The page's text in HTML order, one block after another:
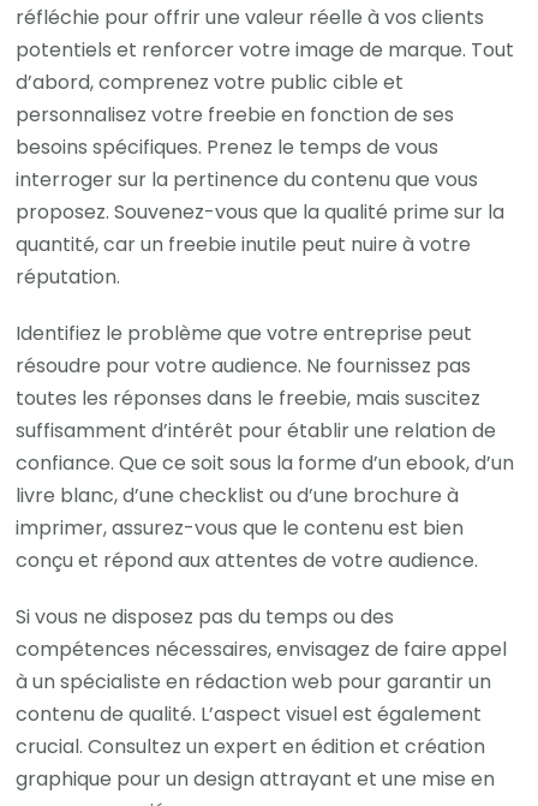
réfléchie pour offrir une valeur réelle à vos clients
potentiels et renforcer votre image de marque. Tout
d’abord, comprenez votre public cible et
personnalisez votre freebie en fonction de ses
besoins spécifiques. Prenez le temps de vous
interroger sur la pertinence du contenu que vous
proposez. Souvenez-vous que la qualité prime sur la
quantité, car un freebie inutile peut nuire à votre
réputation.
Identifiez le problème que votre entreprise peut
résoudre pour votre audience. Ne fournissez pas
toutes les réponses dans le freebie, mais suscitez
suffisamment d’intérêt pour établir une relation de
confiance. Que ce soit sous la forme d’un ebook, d’un
livre blanc, d’une checklist ou d’une brochure à
imprimer, assurez-vous que le contenu est bien
conçu et répond aux attentes de votre audience.
Si vous ne disposez pas du temps ou des
compétences nécessaires, envisagez de faire appel
à un spécialiste en rédaction web pour garantir un
contenu de qualité. L’aspect visuel est également
crucial. Consultez un expert en édition et création
graphique pour un design attrayant et une mise en